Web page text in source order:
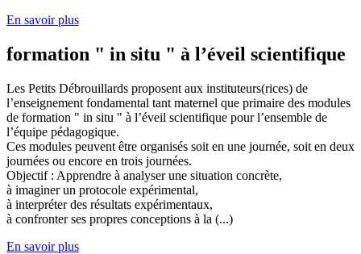
En savoir plus
formation " in situ " à l’éveil scientifique
Les Petits Débrouillards proposent aux instituteurs(rices) de
l’enseignement fondamental tant maternel que primaire des modules
de formation " in situ " à l’éveil scientifique pour l’ensemble de
l’équipe pédagogique.
Ces modules peuvent être organisés soit en une journée, soit en deux
journées ou encore en trois journées.
Objectif : Apprendre à analyser une situation concrète,
à imaginer un protocole expérimental,
à interpréter des résultats expérimentaux,
à confronter ses propres conceptions à la (...)
En savoir plus